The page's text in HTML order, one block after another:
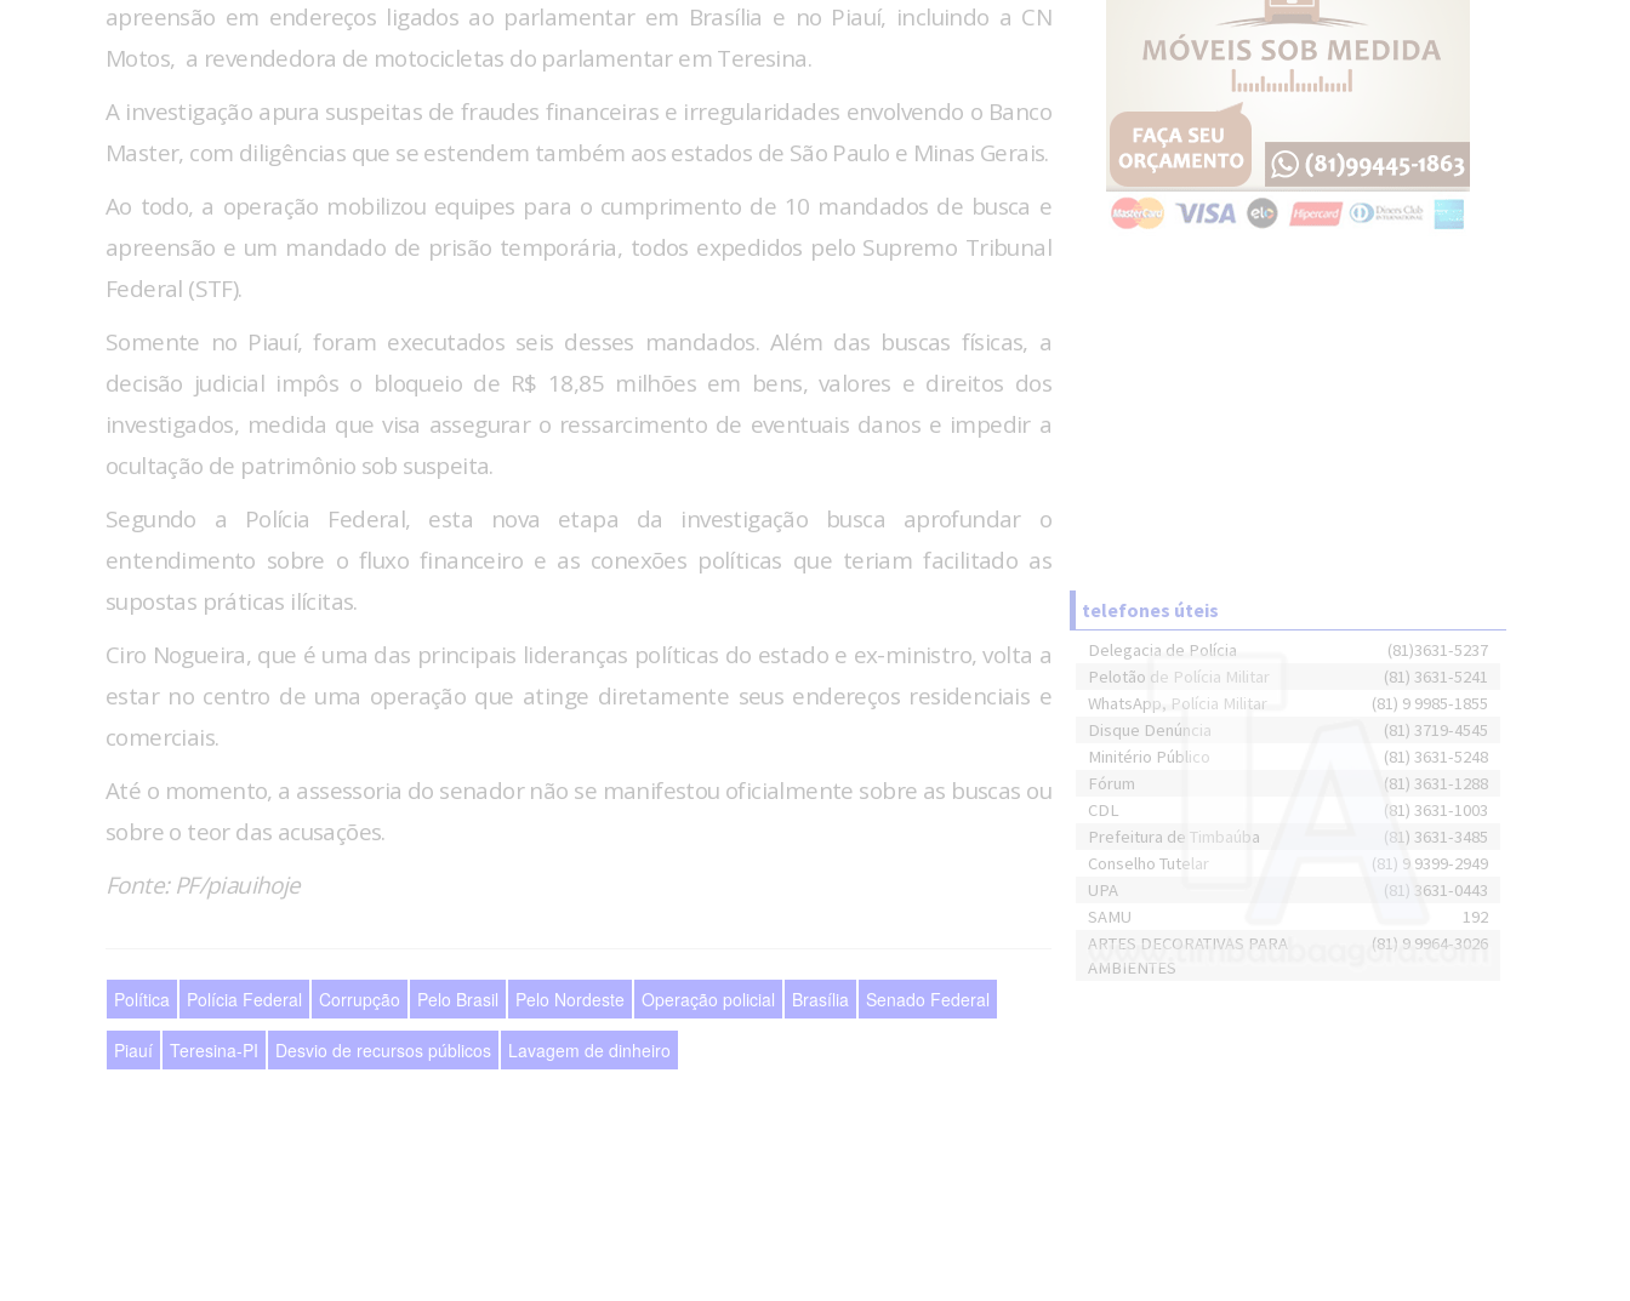
apreensão em endereços ligados ao parlamentar em Brasília e no Piauí, incluindo a CN
Motos, a revendedora de motocicletas do parlamentar em Teresina.
A investigação apura suspeitas de fraudes financeiras e irregularidades envolvendo o Banco
Master, com diligências que se estendem também aos estados de São Paulo e Minas Gerais.
Ao todo, a operação mobilizou equipes para o cumprimento de 10 mandados de busca e
apreensão e um mandado de prisão temporária, todos expedidos pelo Supremo Tribunal
Federal (STF).
Somente no Piauí, foram executados seis desses mandados. Além das buscas físicas, a
decisão judicial impôs o bloqueio de R$ 18,85 milhões em bens, valores e direitos dos
investigados, medida que visa assegurar o ressarcimento de eventuais danos e impedir a
ocultação de patrimônio sob suspeita.
Segundo a Polícia Federal, esta nova etapa da investigação busca aprofundar o
entendimento sobre o fluxo financeiro e as conexões políticas que teriam facilitado as
supostas práticas ilícitas.
Ciro Nogueira, que é uma das principais lideranças políticas do estado e ex-ministro, volta a
estar no centro de uma operação que atinge diretamente seus endereços residenciais e
comerciais.
Até o momento, a assessoria do senador não se manifestou oficialmente sobre as buscas ou
sobre o teor das acusações.
Fonte: PF/piauihoje
Política Polícia Federal Corrupção Pelo Brasil Pelo Nordeste Operação policial Brasília Senado Federal
Piauí Teresina-PI Desvio de recursos públicos Lavagem de dinheiro
telefones úteis
Delegacia de Polícia
(81)3631-5237
Pelotão de Polícia Militar
(81) 3631-5241
WhatsApp, Polícia Militar
(81) 9 9985-1855
Disque Denúncia
(81) 3719-4545
Minitério Público
(81) 3631-5248
Fórum
(81) 3631-1288
CDL
(81) 3631-1003
Prefeitura de Timbaúba
(81) 3631-3485
Conselho Tutelar
(81) 9 9399-2949
UPA
(81) 3631-0443
SAMU
192
ARTES DECORATIVAS PARA
AMBIENTES
(81) 9 9964-3026